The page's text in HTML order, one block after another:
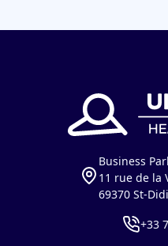
Business
11 rue de la
69370 St-
+33